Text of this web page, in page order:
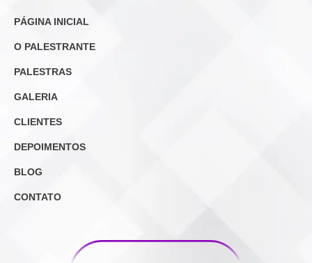
PÁGINA INICIAL
O PALESTRANTE
PALESTRAS
GALERIA
CLIENTES
DEPOIMENTOS
BLOG
CONTATO